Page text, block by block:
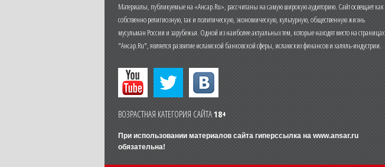
Материалы, публикуемые на «Ансар.Ru», рассчитаны на самую широкую аудиторию. Сайт освещает как
собственно религиозную, так и политическую, экономическую, культурную, общественную жизнь
мусульман России и зарубежья. Одной из наиболее актуальных тем, которые находят место на страницах
"Ансар.Ru", является развитие исламской банковской сферы, исламских финансов и халяль-индустрии.
ВОЗРАСТНАЯ КАТЕГОРИЯ САЙТА18+
При использовании материалов сайта гиперссылка на www.ansar.ru
обязательна!